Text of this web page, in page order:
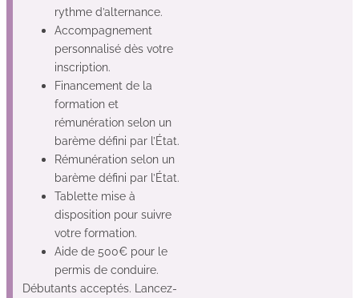
rythme d’alternance.
Accompagnement
personnalisé dès votre
inscription.
Financement de la
formation et
rémunération selon un
barème défini par l’État.
Rémunération selon un
barème défini par l’État.
Tablette mise à
disposition pour suivre
votre formation.
Aide de 500€ pour le
permis de conduire.
Débutants acceptés. Lancez-